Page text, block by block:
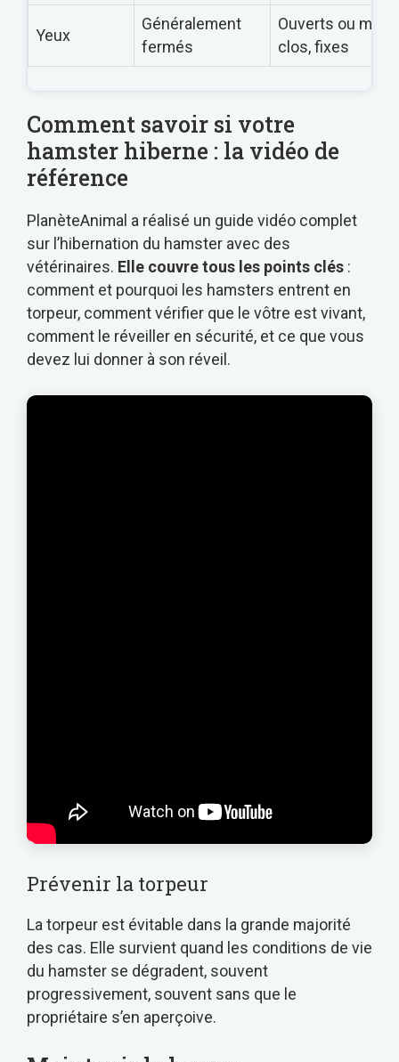
Yeux
Généralement
fermés
Ouverts ou mi-
clos, fixes
Comment savoir si votre
hamster hiberne : la vidéo de
référence
PlanèteAnimal a réalisé un guide vidéo complet
sur l’hibernation du hamster avec des
vétérinaires. Elle couvre tous les points clés :
comment et pourquoi les hamsters entrent en
torpeur, comment vérifier que le vôtre est vivant,
comment le réveiller en sécurité, et ce que vous
devez lui donner à son réveil.
Prévenir la torpeur
La torpeur est évitable dans la grande majorité
des cas. Elle survient quand les conditions de vie
du hamster se dégradent, souvent
progressivement, souvent sans que le
propriétaire s’en aperçoive.